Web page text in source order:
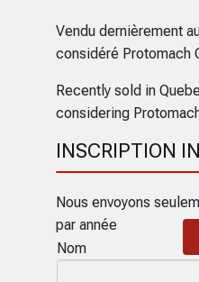
Vendu dernièrement
considéré Protomach
Recently sold in
considering
INSCRIPTION
Nous envoyons
par année
Nom